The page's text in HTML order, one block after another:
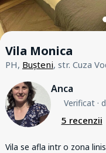
Vila Monica
PH, Bușteni, str. Cuza
Anca
Verificat·
5 recenzii
Vila se afla intr o zona